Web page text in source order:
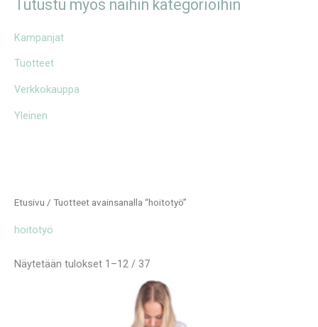
Tutustu myös näihin kategorioihin
Kampanjat
Tuotteet
Verkkokauppa
Yleinen
Etusivu / Tuotteet avainsanalla “hoitotyö”
hoitotyö
Näytetään tulokset 1–12 / 37